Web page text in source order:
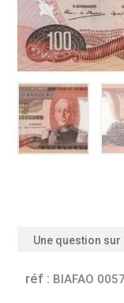
Une question
réf : BIAFAO 0057